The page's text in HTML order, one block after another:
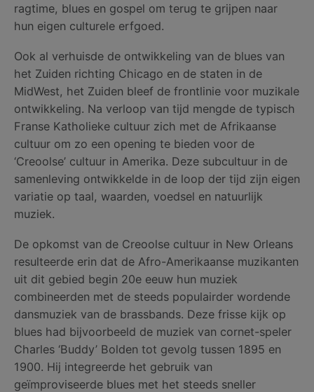
ragtime, blues en gospel om terug te grijpen naar
hun eigen culturele erfgoed.
Ook al verhuisde de ontwikkeling van de blues van
het Zuiden richting Chicago en de staten in de
MidWest, het Zuiden bleef de frontlinie voor muzikale
ontwikkeling. Na verloop van tijd mengde de typisch
Franse Katholieke cultuur zich met de Afrikaanse
cultuur om zo een opening te bieden voor de
‘Creoolse’ cultuur in Amerika. Deze subcultuur in de
samenleving ontwikkelde in de loop der tijd zijn eigen
variatie op taal, waarden, voedsel en natuurlijk
muziek.
De opkomst van de Creoolse cultuur in New Orleans
resulteerde erin dat de Afro-Amerikaanse muzikanten
uit dit gebied begin 20e eeuw hun muziek
combineerden met de steeds populairder wordende
dansmuziek van de brassbands. Deze frisse kijk op
blues had bijvoorbeeld de muziek van cornet-speler
Charles ‘Buddy’ Bolden tot gevolg tussen 1895 en
1900. Hij integreerde het gebruik van
geïmproviseerde blues met het steeds sneller